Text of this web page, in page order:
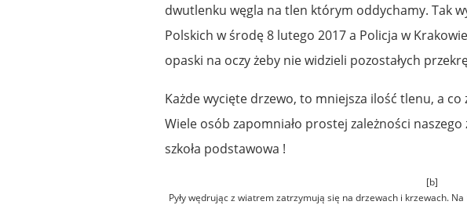
dwutlenku węgla na tlen którym oddychamy. Tak
Polskich w środę 8 lutego 2017 a Policja w
opaski na oczy żeby nie widzieli pozostałych
Każde wycięte drzewo, to mniejsza ilość tlenu, a
Wiele osób zapomniało prostej zależności
szkoła podstawowa !
[b]
Pyły wędrując z wiatrem zatrzymują się na drzewach i krzewach.